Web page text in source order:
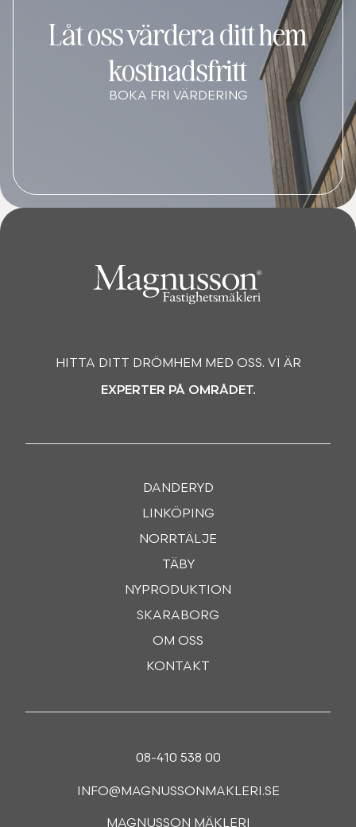
Låt oss värdera ditt hem
kostnadsfritt
BOKA FRI VÄRDERING
HITTA DITT DRÖMHEM MED OSS. VI ÄR
EXPERTER PÅ OMRÅDET.
DANDERYD
LINKÖPING
NORRTÄLJE
TÄBY
NYPRODUKTION
SKARABORG
OM OSS
KONTAKT
08-410 538 00
INFO@MAGNUSSONMAKLERI.SE
MAGNUSSON MÄKLERI